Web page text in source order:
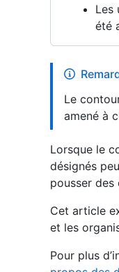
Les
été
Le
amené à
Lorsque le
désignés
pousser
Cet article
et les
Pour plus